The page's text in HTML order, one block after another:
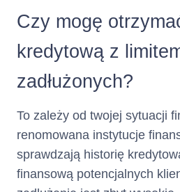
całkowitej
kwoty kredytu
wypłaconej
na jej
podstawie:*
Jeżeli zgodnie z
Czy mogę
kredytową z
zadłużonych?
To zależy od twojej sytuacji
renomowana instytucje
sprawdzają historię
finansową potencjalnych